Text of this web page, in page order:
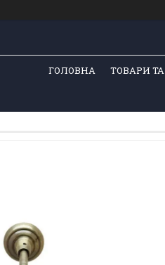
ГОЛОВНА ТОВАРИ